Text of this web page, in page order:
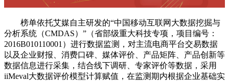
榜单依托艾媒自主研发的“中国移动互联网大数据挖掘与
分析系统（CMDAS）”（省部级重大科技专项，项目编号：
2016B010110001）进行数据监测，对主流电商平台交易数据
以及企业财报、消费口碑、媒体评价、产品矩阵、产品创新等
数据信息进行采集，结合线下调研、专家评价等数据，采用
iiMeval大数据评价模型计算赋值，在监测期内根据企业基础实